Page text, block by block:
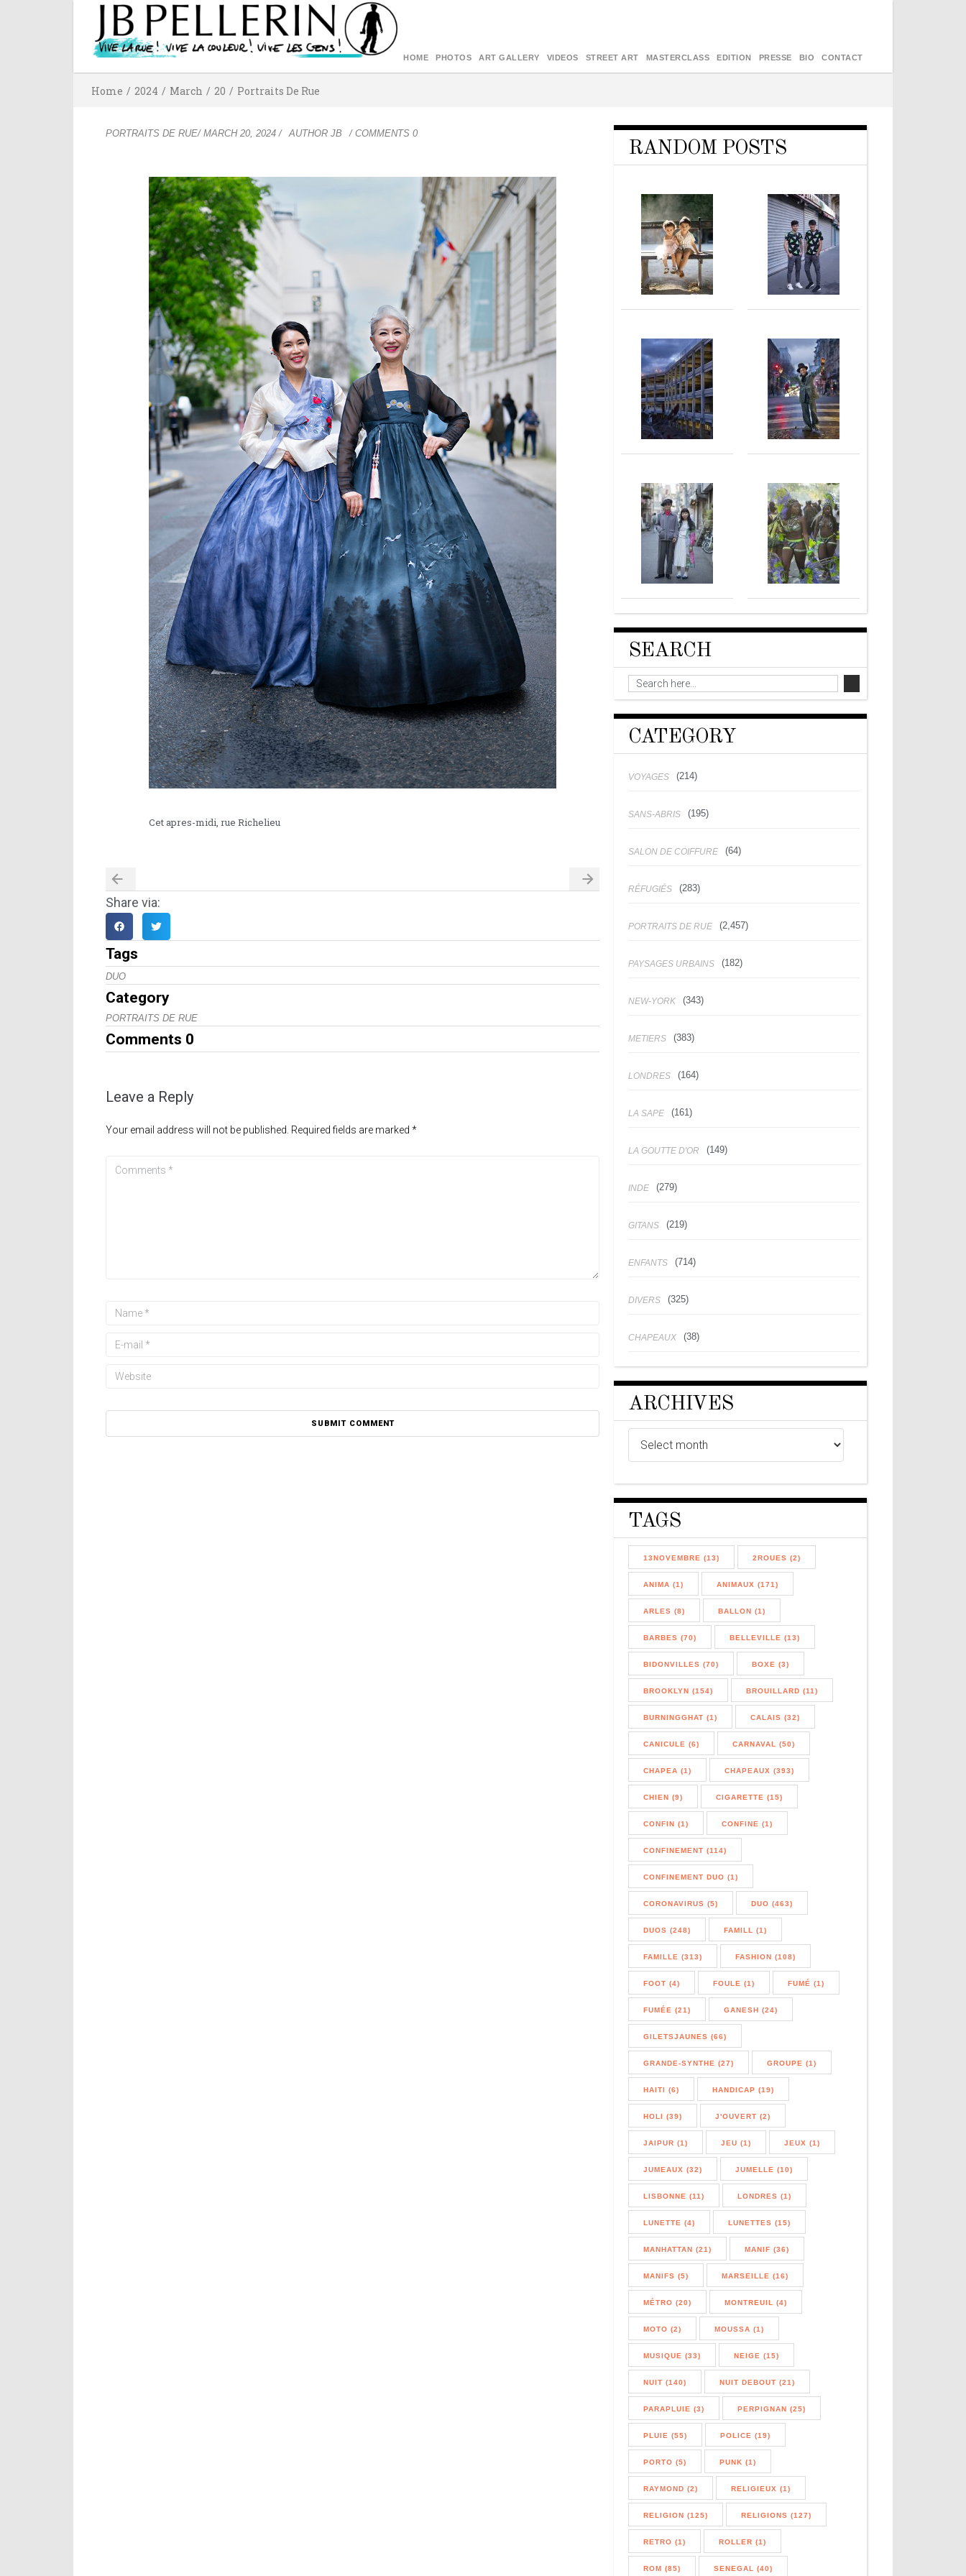
HOME PHOTOS ART GALLERY VIDEOS STREET ART MASTERCLASS EDITION PRESSE BIO CONTACT
Home / 2024 / March / 20 / Portraits De Rue
PORTRAITS DE RUE/ MARCH 20, 2024 / AUTHOR JB / COMMENTS 0
Cet apres-midi, rue Richelieu
Share via:
Tags
DUO
Category
PORTRAITS DE RUE
Comments 0
Leave a Reply
Your email address will not be published. Required fields are marked *
RANDOM POSTS
SEARCH
CATEGORY
VOYAGES (214)
SANS-ABRIS (195)
SALON DE COIFFURE (64)
RÉFUGIÉS (283)
PORTRAITS DE RUE (2,457)
PAYSAGES URBAINS (182)
NEW-YORK (343)
METIERS (383)
LONDRES (164)
LA SAPE (161)
LA GOUTTE D'OR (149)
INDE (279)
GITANS (219)
ENFANTS (714)
DIVERS (325)
CHAPEAUX (38)
ARCHIVES
TAGS
13NOVEMBRE (13) 2ROUES (2)
ANIMA (1) ANIMAUX (171)
ARLES (8) BALLON (1)
BARBES (70) BELLEVILLE (13)
BIDONVILLES (70) BOXE (3)
BROOKLYN (154) BROUILLARD (11)
BURNINGGHAT (1) CALAIS (32)
CANICULE (6) CARNAVAL (50)
CHAPEA (1) CHAPEAUX (393)
CHIEN (9) CIGARETTE (15)
CONFIN (1) CONFINE (1)
CONFINEMENT (114)
CONFINEMENT DUO (1)
CORONAVIRUS (5) DUO (463)
DUOS (248) FAMILL (1)
FAMILLE (313) FASHION (108)
FOOT (4) FOULE (1) FUMÉ (1)
FUMÉE (21) GANESH (24)
GILETSJAUNES (66)
GRANDE-SYNTHE (27) GROUPE (1)
HAITI (6) HANDICAP (19)
HOLI (39) J'OUVERT (2)
JAIPUR (1) JEU (1) JEUX (1)
JUMEAUX (32) JUMELLE (10)
LISBONNE (11) LONDRES (1)
LUNETTE (4) LUNETTES (15)
MANHATTAN (21) MANIF (36)
MANIFS (5) MARSEILLE (16)
MÉTRO (20) MONTREUIL (4)
MOTO (2) MOUSSA (1)
MUSIQUE (33) NEIGE (15)
NUIT (140) NUIT DEBOUT (21)
PARAPLUIE (3) PERPIGNAN (25)
PLUIE (55) POLICE (19)
PORTO (5) PUNK (1)
RAYMOND (2) RELIGIEUX (1)
RELIGION (125) RELIGIONS (127)
RETRO (1) ROLLER (1)
ROM (85) SENEGAL (40)